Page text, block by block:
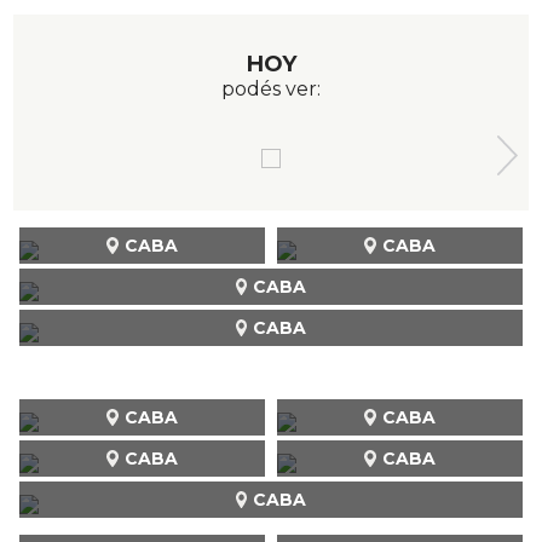
HOY
podés ver:
CABA
CABA CABA
CABA
CABA CABA
CABA
CABA CABA